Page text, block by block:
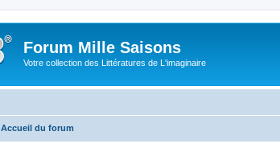
Forum Mille Saisons
Votre collection des Littératures de L'imaginaire
Accueil du forum